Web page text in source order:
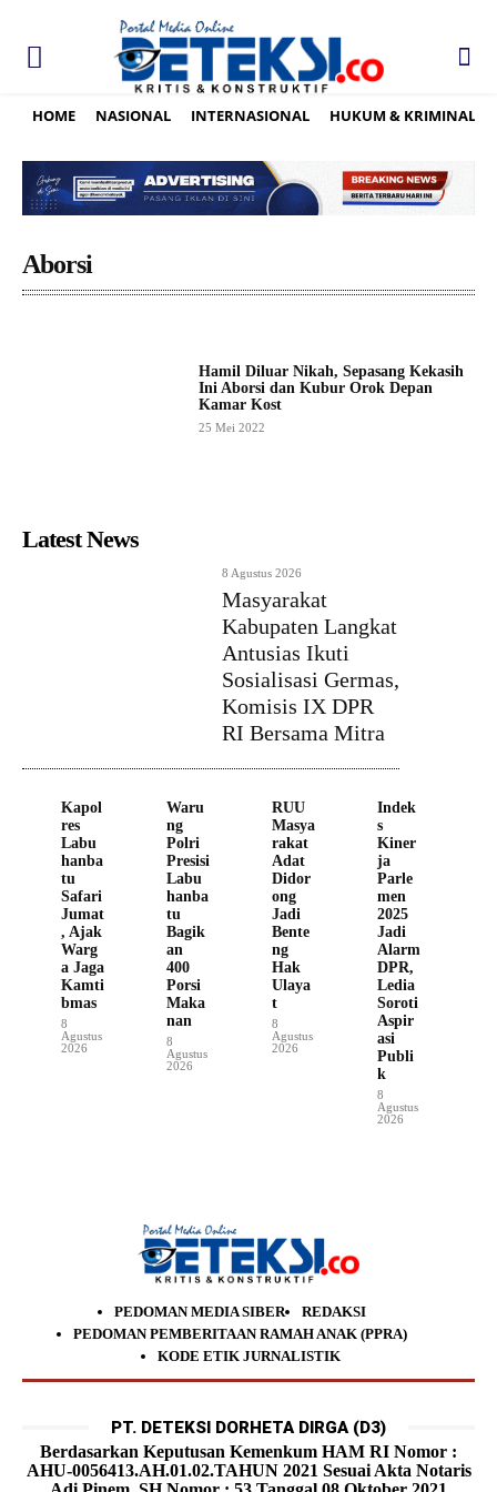
HOME NASIONAL INTERNASIONAL HUKUM & KRIMINAL
Aborsi
Hamil Diluar Nikah, Sepasang Kekasih
Ini Aborsi dan Kubur Orok Depan
Kamar Kost
25 Mei 2022
Latest News
8 Agustus 2026
Masyarakat
Kabupaten Langkat
Antusias Ikuti
Sosialisasi Germas,
Komisis IX DPR
RI Bersama Mitra
Kapol
res
Labu
hanba
tu
Safari
Jumat
, Ajak
Warg
a Jaga
Kamti
bmas
8
Agustus
2026
Waru
ng
Polri
Presisi
Labu
hanba
tu
Bagik
an
400
Porsi
Maka
nan
8
Agustus
2026
RUU
Masya
rakat
Adat
Didor
ong
Jadi
Bente
ng
Hak
Ulaya
t
8
Agustus
2026
Indek
s
Kiner
ja
Parle
men
2025
Jadi
Alarm
DPR,
Ledia
Soroti
Aspir
asi
Publi
k
8
Agustus
2026
PEDOMAN MEDIA SIBER
REDAKSI
PEDOMAN PEMBERITAAN RAMAH ANAK (PPRA)
KODE ETIK JURNALISTIK
PT. DETEKSI DORHETA DIRGA (D3)
Berdasarkan Keputusan Kemenkum HAM RI Nomor :
AHU-0056413.AH.01.02.TAHUN 2021 Sesuai Akta Notaris